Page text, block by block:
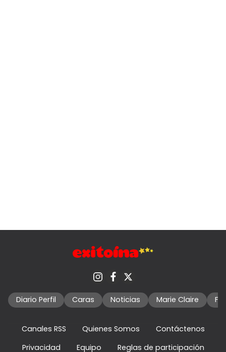
Diario Perfil Caras Noticias Marie Claire
Canales RSS Quienes Somos
Contáctenos
Privacidad
Equipo Reglas de participación